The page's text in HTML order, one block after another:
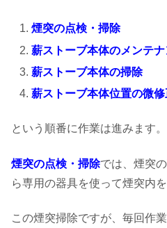
煙突の点検・掃除
薪ストーブ本体のメンテナ
薪ストーブ本体の掃除
薪ストーブ本体位置の微修
という順番に作業は進みます。
煙突の点検・掃除では、煙突
ら専用の器具を使って煙突内
この煙突掃除ですが、毎回作